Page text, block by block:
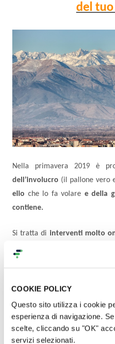
COOKIE POLICY
Questo sito utilizza i cookie
esperienza di navigazione.
scelte, cliccando su "OK"
servizi selezionati.
del
Nella primavera 2019 è
dell’involucro (il pallone vero
elio che lo fa volare e della
contiene.
Si tratta di interventi molto
tanti anni di
anni nei cieli di Torino,
esclusivi nel cielo di Torino.
tessera del club esclusivo
consentirà voli illimitati e a